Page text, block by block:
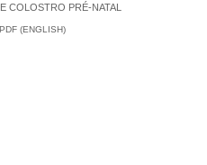
COLOSTRO PRÉ-NATAL
PDF (ENGLISH)